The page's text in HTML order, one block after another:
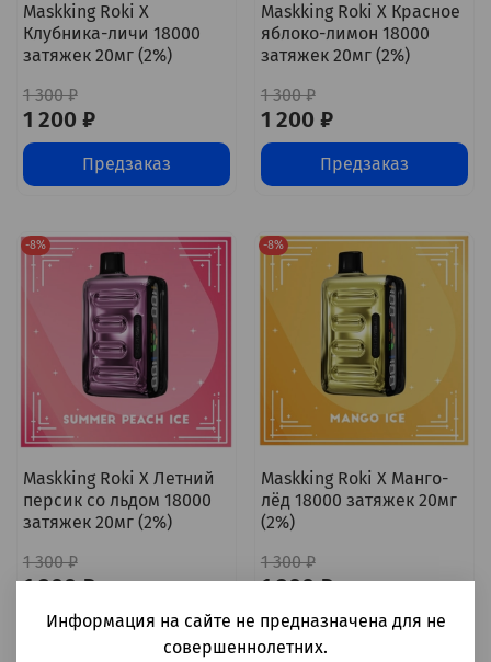
Maskking Roki X
Клубника-личи 18000
затяжек 20мг (2%)
1 300 ₽
1 200 ₽
Предзаказ
Maskking Roki X Красное
яблоко-лимон 18000
затяжек 20мг (2%)
1 300 ₽
1 200 ₽
Предзаказ
-8%
Maskking Roki X Летний
персик со льдом 18000
затяжек 20мг (2%)
1 300 ₽
1 200 ₽
Предзаказ
-8%
Maskking Roki X Манго-
лёд 18000 затяжек 20мг
(2%)
1 300 ₽
1 200 ₽
Предзаказ
Информация на сайте не предназначена для не
совершеннолетних.